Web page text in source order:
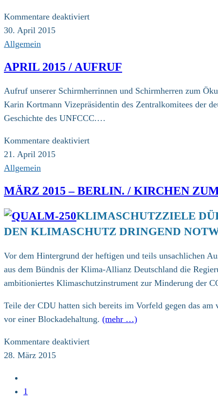
ZdK-
Kommentare deaktiviertfür
30. April 2015
Allgemein
APRIL 2015 / AUFRUF
Aufruf unserer Schirmherrinnen und Schirmherren zum
Karin Kortmann Vizepräsidentin des Zentralkomitees der
Geschichte des UNFCCC.…
Kommentare deaktiviertfür
Aufruf
21. April 2015
Allgemein
MÄRZ 2015 – BERLIN. / KIRCHEN
KLIMASCHUTZZIELE
DEN KLIMASCHUTZ DRINGEND
Vor dem Hintergrund der heftigen und teils unsachlichen
aus dem Bündnis der Klima-Allianz Deutschland die
ambitioniertes Klimaschutzinstrument zur Minderung der
Teile der CDU hatten sich bereits im Vorfeld gegen das
vor einer Blockadehaltung. (mehr …)
Kommentare deaktiviertfür
28. März 2015
vorherigen
1